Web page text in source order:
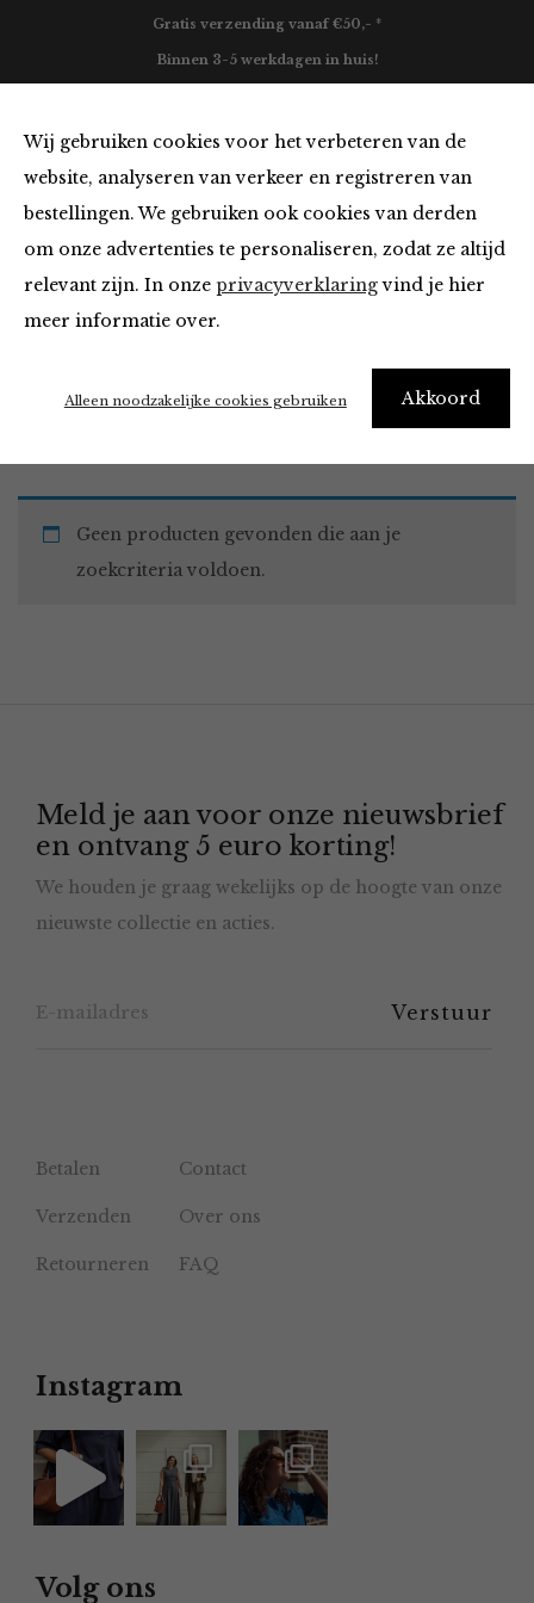
Wij gebruiken cookies voor het verbeteren van de
website, analyseren van verkeer en registreren van
bestellingen. We gebruiken ook cookies van derden
om onze advertenties te personaliseren, zodat ze altijd
relevant zijn. In onze privacyverklaringvind je hier
meer informatie over.
Akkoord
Alleen noodzakelijke cookies gebruiken
Gratis verzending vanaf €50,- *
Binnen 3-5 werkdagen in huis!
Must Haves
Home Winkel Accessoires Must Haves
Geen producten gevonden die aan je
zoekcriteria voldoen.
Meld je aan voor onze nieuwsbrief
en ontvang 5 euro korting!
We houden je graag wekelijks op de hoogte van onze
nieuwste collectie en acties.
Betalen Contact
Verzenden Over ons
Retourneren FAQ
Instagram
Volg ons